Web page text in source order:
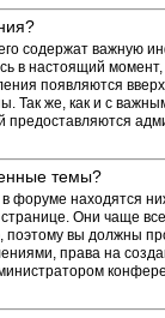
содержат важную
в настоящий
появляются
Так же, как и с
предоставляются
темы?
форуме находятся
Они чаще
вы должны
права на